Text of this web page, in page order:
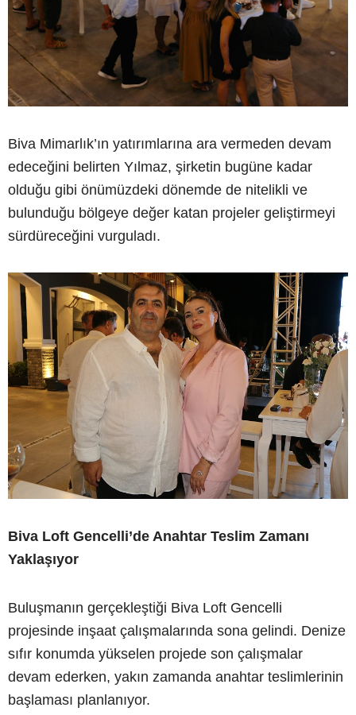
Biva Mimarlık’ın yatırımlarına ara vermeden devam
edeceğini belirten Yılmaz, şirketin bugüne kadar
olduğu gibi önümüzdeki dönemde de nitelikli ve
bulunduğu bölgeye değer katan projeler geliştirmeyi
sürdüreceğini vurguladı.
Biva Loft Gencelli’de Anahtar Teslim Zamanı
Yaklaşıyor
Buluşmanın gerçekleştiği Biva Loft Gencelli
projesinde inşaat çalışmalarında sona gelindi. Denize
sıfır konumda yükselen projede son çalışmalar
devam ederken, yakın zamanda anahtar teslimlerinin
başlaması planlanıyor.